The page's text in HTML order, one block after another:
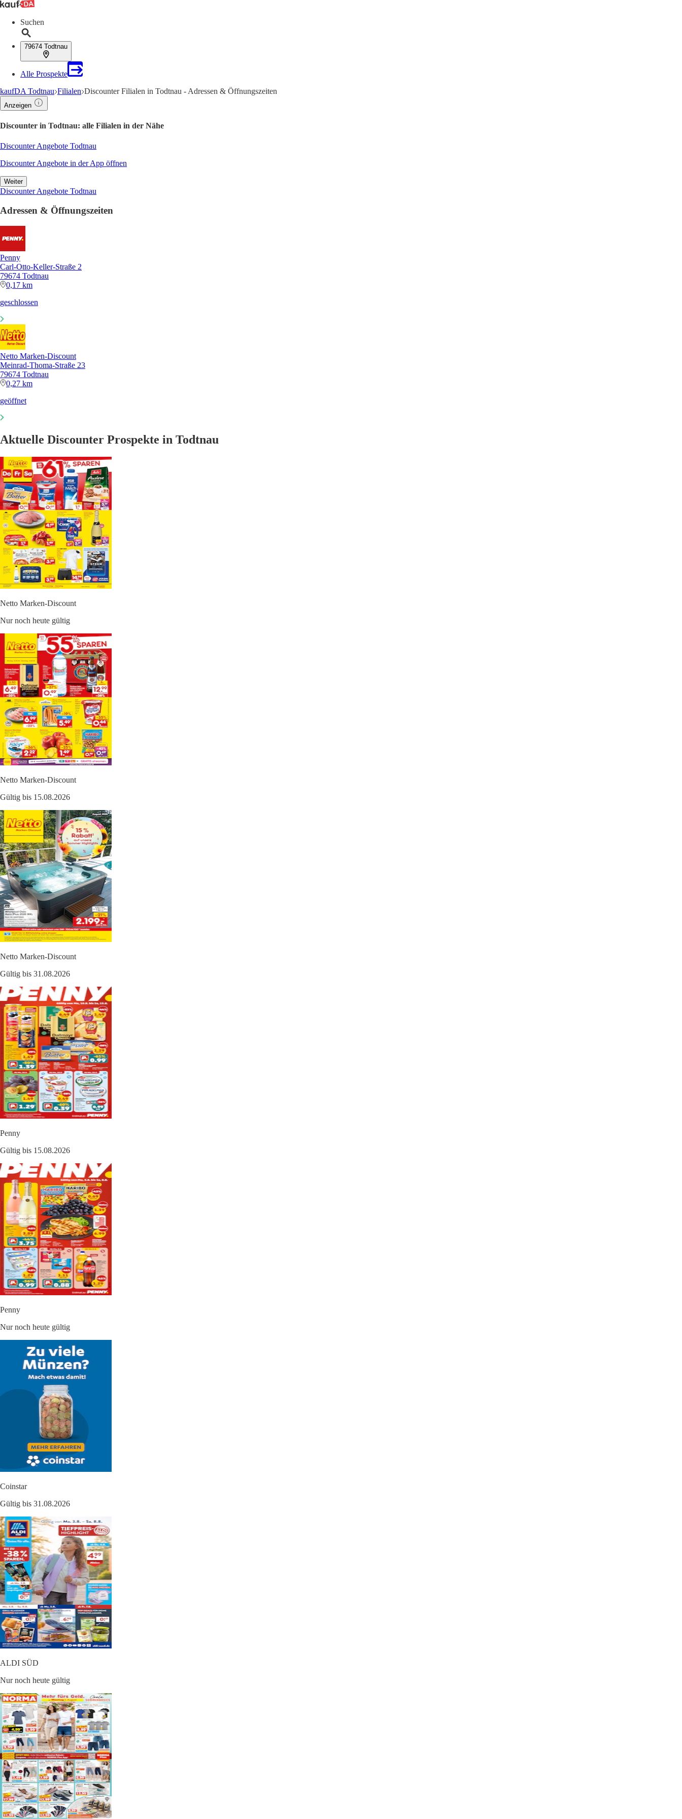
Suchen
79674 Todtnau
Alle Prospekte
kaufDA Todtnau Filialen Discounter Filialen in Todtnau - Adressen & Öffnungszeiten
Anzeigen
Discounter in Todtnau: alle Filialen in der Nähe
Discounter Angebote Todtnau
Discounter Angebote in der App öffnen
Weiter
Discounter Angebote Todtnau
Adressen & Öffnungszeiten
Penny
Carl-Otto-Keller-Straße 2
79674 Todtnau
0,17 km
geschlossen
Netto Marken-Discount
Meinrad-Thoma-Straße 23
79674 Todtnau
0,27 km
geöffnet
Aktuelle Discounter Prospekte in Todtnau
Netto Marken-Discount
Nur noch heute gültig
Netto Marken-Discount
Gültig bis 15.08.2026
Netto Marken-Discount
Gültig bis 31.08.2026
Penny
Gültig bis 15.08.2026
Penny
Nur noch heute gültig
Coinstar
Gültig bis 31.08.2026
ALDI SÜD
Nur noch heute gültig